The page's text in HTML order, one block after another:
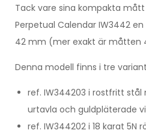
Tack vare sina kompakta mått
Perpetual Calendar IW3442
42 mm (mer exakt är måtten
Denna modell finns i tre
ref. IW344203 i rostfritt stål
urtavla och guldpläterade
ref. IW344202 i 18 karat 5N